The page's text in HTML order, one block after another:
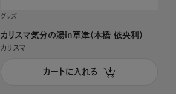
グッズ
カリスマ気分の湯in草津（本橋 依央利）
カリスマ
カートに入れる